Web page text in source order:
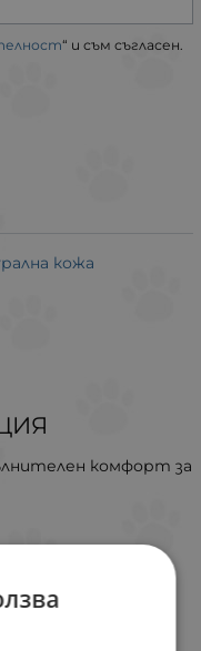
“ и съм съгласен.
кожа
комфорт за